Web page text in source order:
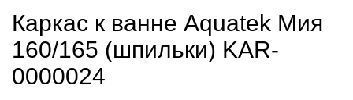
Каркас к ванне Aquatek Мия
160/165 (шпильки) KAR-
0000024